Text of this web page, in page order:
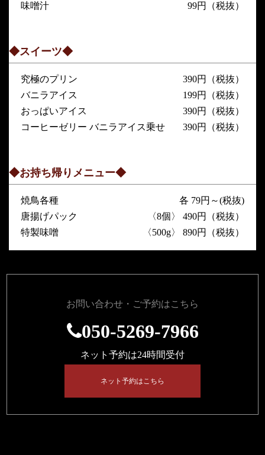
味噌汁 99円（税抜）
◆スイーツ◆
究極のプリン
390円（税抜）
バニラアイス
199円（税抜）
おっぱいアイス
390円（税抜）
コーヒーゼリー バニラアイス乗せ
390円（税抜）
◆お持ち帰りメニュー◆
焼鳥各種
各 79円～(税抜)
唐揚げパック
〈8個〉 490円（税抜）
特製味噌
〈500g〉 890円（税抜）
お問い合わせ・ご予約はこちら
050-5269-7966
ネット予約は24時間受付
ネット予約はこちら